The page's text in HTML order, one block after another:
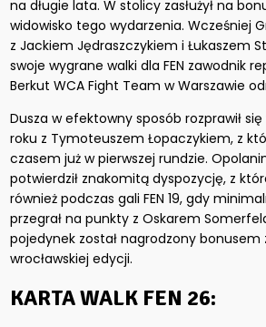
na długie lata. W stolicy zasłużył na
widowisko tego wydarzenia. Wcześniej
z Jackiem Jędraszczykiem i Łukaszem
swoje wygrane walki dla FEN zawodnik
Berkut WCA Fight Team w Warszawie
Dusza w efektowny sposób rozprawił
roku z Tymoteuszem Łopaczykiem, z
czasem już w pierwszej rundzie.
potwierdził znakomitą dyspozycję, z
również podczas gali FEN 19, gdy
przegrał na punkty z Oskarem
pojedynek został nagrodzony bonusem
wrocławskiej edycji.
KARTA WALK FEN 26: